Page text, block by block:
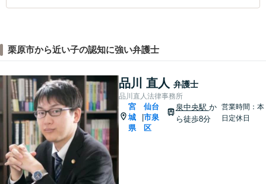
栗原市から近い子の認知に強い弁護士
品川 直人 弁護士
品川直人法律事務所
宮
城
県
仙台
市泉
区
泉中央駅 か
ら徒歩8分
営業時間：本
日定休日